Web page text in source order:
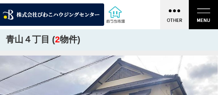
青山４丁目 (2物件)